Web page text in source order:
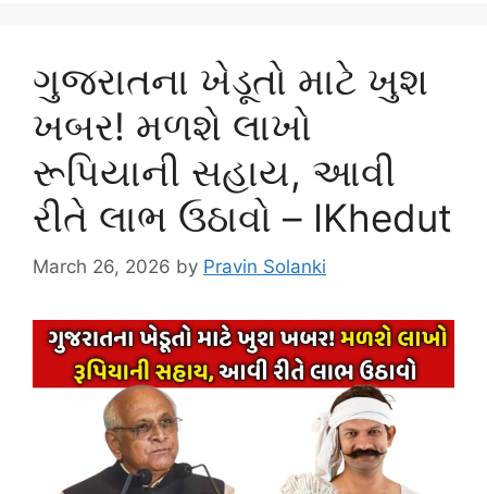
ગુજરાતના ખેડૂતો માટે ખુશ
ખબર! મળશે લાખો
રૂપિયાની સહાય, આવી
રીતે લાભ ઉઠાવો – IKhedut
March 26, 2026 by Pravin Solanki